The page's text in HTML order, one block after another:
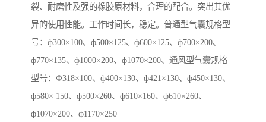
裂、耐磨性及强的橡胶原材料，合理的配合。突出其优
异的使用性能。工作时间长，稳定。普通型气囊规格型
号：ф300×100、ф500×125、ф600×125、ф700×200、
ф770×135、ф1000×200、ф1070×200、通风型气囊规格
型号：Ф318×100、ф400×130、ф421×130、ф450×130、
ф580× 150、ф500×260、ф610×160、ф610×260、
ф1070×200、ф1170×250